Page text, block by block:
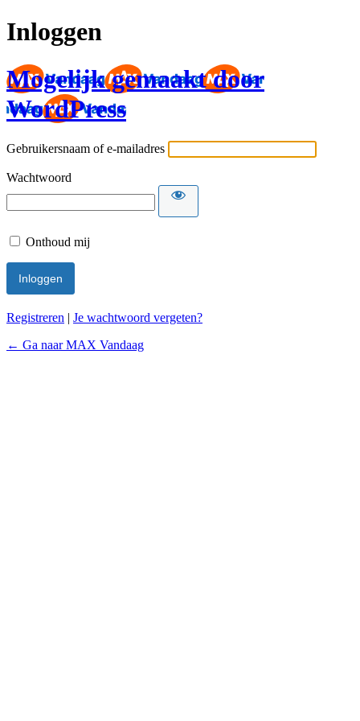
Inloggen
Mogelijk gemaakt door
WordPress
Gebruikersnaam of e-mailadres
Wachtwoord
Onthoud mij
Registreren | Je wachtwoord vergeten?
← Ga naar MAX Vandaag